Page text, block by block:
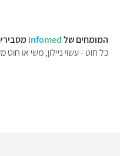
המומחים של Infomed
כל חוט - עשוי ניילון, משי או